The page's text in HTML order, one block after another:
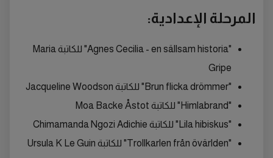
المرحلة الإعدادية:
"Agnes Cecilia - en sällsam historia" للكاتبة Maria
Gripe
"Brun flicka drömmer" للكاتبة Jacqueline Woodson
"Himlabrand" للكاتبة Moa Backe Åstot
"Lila hibiskus" للكاتبة Chimamanda Ngozi Adichie
"Trollkarlen från övärlden" للكاتبة Ursula K Le Guin